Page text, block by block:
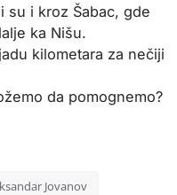
su i kroz Šabac, gde
ka Nišu.
kilometara za nečiji
da pomognemo?
Jovanov